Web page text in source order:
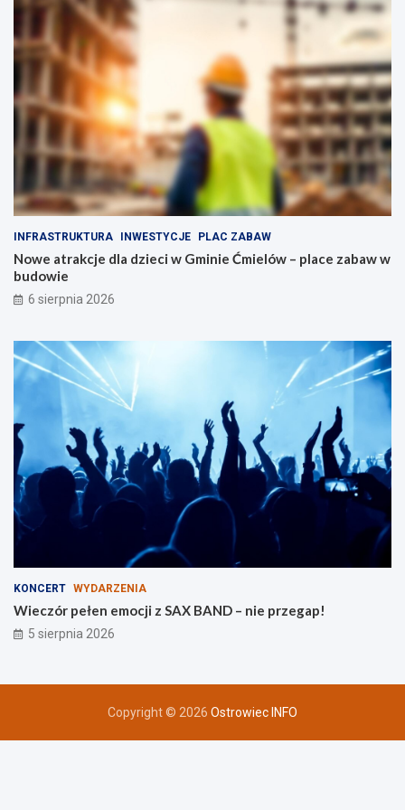
e
ł
e
a
r
a
c
j
d
l
a
r
z
i
n
o
d
b
n
m
n
p
ę
z
i
e
INFRASTRUKTURA INWESTYCJE PLAC ZABAW
Nowe atrakcje dla dzieci w Gminie Ćmielów – place zabaw w
budowie
6 sierpnia 2026
KONCERT WYDARZENIA
Wieczór pełen emocji z SAX BAND – nie przegap!
5 sierpnia 2026
Copyright © 2026 Ostrowiec INFO